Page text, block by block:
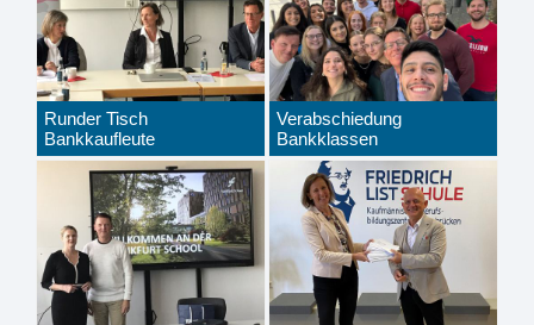
Runder Tisch
Bankkaufleute
Verabschiedung
Bankklassen